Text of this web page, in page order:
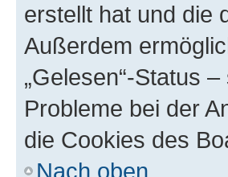
erstellt hat und die
Außerdem
„Gelesen“-Status
Probleme bei der
die Cookies des
Nach oben